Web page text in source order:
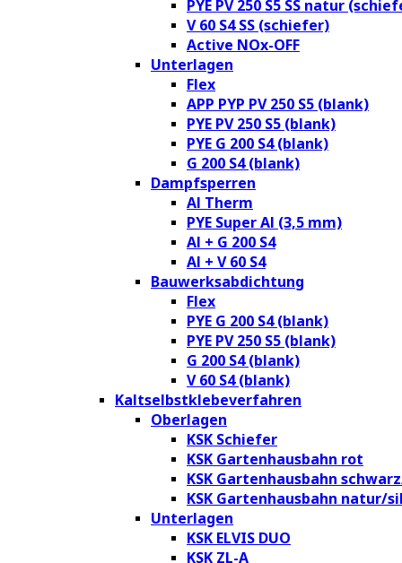
PYE PV 250 S5 SS natur
V 60 S4 SS (schiefer)
Active NOx-OFF
Unterlagen
Flex
APP PYP PV 250 S5 (blank)
PYE PV 250 S5 (blank)
PYE G 200 S4 (blank)
G 200 S4 (blank)
Dampfsperren
Al Therm
PYE Super Al (3,5 mm)
Al + G 200 S4
Al + V 60 S4
Bauwerksabdichtung
Flex
PYE G 200 S4 (blank)
PYE PV 250 S5 (blank)
G 200 S4 (blank)
V 60 S4 (blank)
Kaltselbstklebeverfahren
Oberlagen
KSK Schiefer
KSK Gartenhausbahn rot
KSK Gartenhausbahn
KSK Gartenhausbahn natur/
Unterlagen
KSK ELVIS DUO
KSK ZL-A